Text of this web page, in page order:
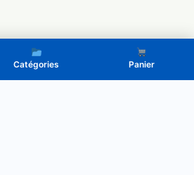
Monumental- Powered by LeGone.eu
Catégories Panier